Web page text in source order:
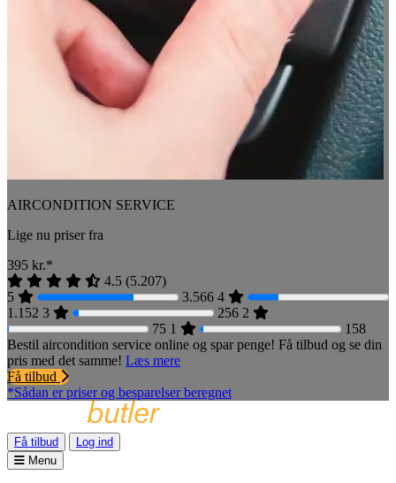
AIRCONDITION SERVICE
Lige nu priser fra
395 kr.*
4.5 (5.207)
5
3.566 4
1.152 3 256 2
75 1
158
Bestil aircondition service online og spar penge! Få tilbud og se din
pris med det samme! Læs mere
Få tilbud
*Sådan er priser og besparelser beregnet
Få tilbud
Log ind
Menu